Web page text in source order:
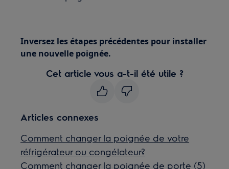
Inversez les étapes précédentes pour installer
une nouvelle poignée.
Cet article vous a-t-il été utile ?
Articles connexes
Comment changer la poignée de votre
réfrigérateur ou congélateur?
Comment changer la poignée de porte (5)